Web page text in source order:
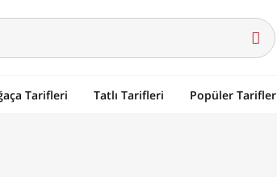
Tarifleri Tatlı Tarifleri Popüler Tarifler